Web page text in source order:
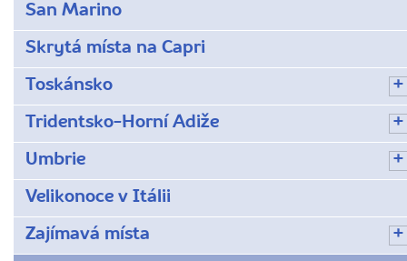
San Marino
Skrytá místa na Capri
Toskánsko
Tridentsko-Horní Adiže
Umbrie
Velikonoce v Itálii
Zajímavá místa